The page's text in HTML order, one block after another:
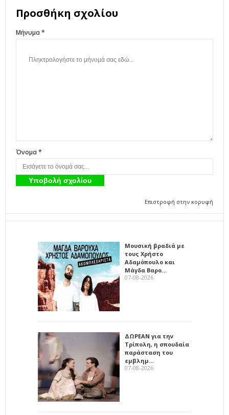
Προσθήκη σχολίου
Μήνυμα *
Όνομα *
Επιστροφή στην κορυφή
Μουσική βραδιά με
τους Χρήστο
Αδαμόπουλο και
Μάγδα Βαρο…
07-08-2026
ΔΩΡΕΑΝ για την
Τρίπολη, η σπουδαία
παράσταση του
εμβλημ…
07-08-2026